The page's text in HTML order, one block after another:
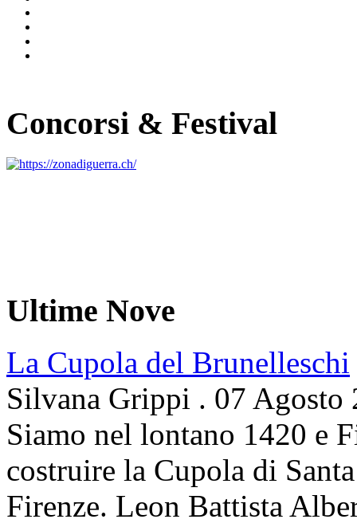
Concorsi & Festival
Ultime Nove
La Cupola del Brunelleschi
Silvana Grippi . 07 Agosto
Siamo nel lontano 1420 e
costruire la Cupola di
Firenze. Leon Battista